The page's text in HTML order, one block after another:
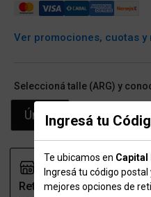
Ingresá tu
Te ubicamos en Capital
Ingresá tu código
mejores opciones de
Ver promociones, cuotas y
Seleccioná talle (ARG) y
Único
Retiro